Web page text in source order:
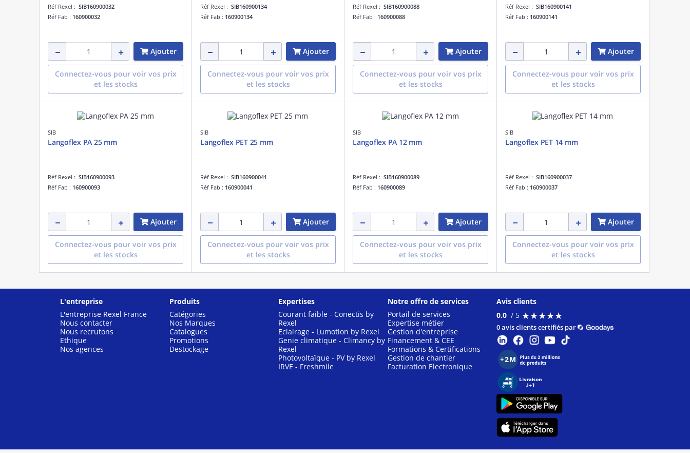
Réf Rexel : SIB160900032
Réf Fab : 160900032
Ajouter
Connectez-vous pour voir vos prix
et les stocks
Réf Rexel : SIB160900134
Réf Fab : 160900134
Ajouter
Connectez-vous pour voir vos prix
et les stocks
Réf Rexel : SIB160900088
Réf Fab : 160900088
Ajouter
Connectez-vous pour voir vos prix
et les stocks
Réf Rexel : SIB160900141
Réf Fab : 160900141
Ajouter
Connectez-vous pour voir vos prix
et les stocks
SIB
Langoflex PA 25 mm
Réf Rexel : SIB160900093
Réf Fab : 160900093
Ajouter
Connectez-vous pour voir vos prix
et les stocks
SIB
Langoflex PET 25 mm
Réf Rexel : SIB160900041
Réf Fab : 160900041
Ajouter
Connectez-vous pour voir vos prix
et les stocks
SIB
Langoflex PA 12 mm
Réf Rexel : SIB160900089
Réf Fab : 160900089
Ajouter
Connectez-vous pour voir vos prix
et les stocks
SIB
Langoflex PET 14 mm
Réf Rexel : SIB160900037
Réf Fab : 160900037
Ajouter
Connectez-vous pour voir vos prix
et les stocks
L'entreprise
L'entreprise Rexel France
Nous contacter
Nous recrutons
Ethique
Nos agences
Produits
Catégories
Nos Marques
Catalogues
Promotions
Destockage
Expertises
Courant faible - Conectis by
Rexel
Eclairage - Lumotion by Rexel
Genie climatique - Climancy by
Rexel
Photovoltaïque - PV by Rexel
IRVE - Freshmile
Notre offre de services
Portail de services
Expertise métier
Gestion d'entreprise
Financement & CEE
Formations & Certifications
Gestion de chantier
Facturation Electronique
Avis clients
0.0 / 5 ★★★★★
★★★★★
0 avis clients certifiés par